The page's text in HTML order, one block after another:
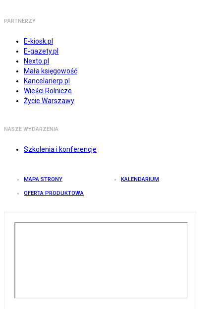
PARTNERZY
E-kiosk.pl
E-gazety.pl
Nexto.pl
Mała księgowość
Kancelarierp.pl
Wieści Rolnicze
Życie Warszawy
NASZE WYDARZENIA
Szkolenia i konferencje
MAPA STRONY KALENDARIUM
OFERTA PRODUKTOWA